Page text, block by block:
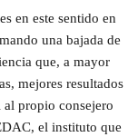
en este sentido en
una bajada de
que, a mayor
mejores resultados
al propio consejero
el instituto que